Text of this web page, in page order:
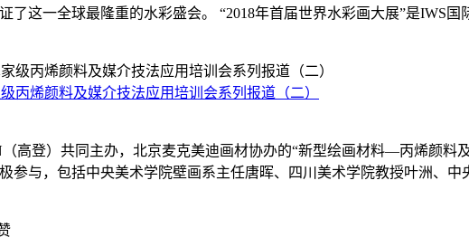
了这一全球最隆重的水彩盛会。 “2018年首届世界水彩画大展”是IWS国
烯颜料及媒介技法应用培训会系列报道（二）
高登）共同主办，北京麦克美迪画材协办的“新型绘画材料—丙烯颜料
参与，包括中央美术学院壁画系主任唐晖、四川美术学院教授叶洲、中